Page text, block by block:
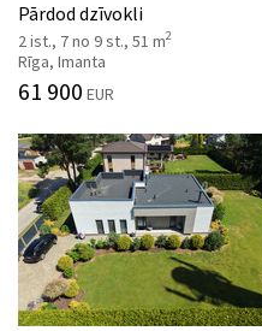
Pārdod dzīvokli
2 ist., 7 no 9 st., 51 m2
Rīga, Imanta
61 900 EUR